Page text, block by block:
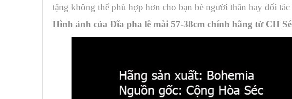
tặng không thể phù hợp hơn cho bạn bè người thân hay đối tác
Hình ảnh của Đĩa pha lê mài 57-38cm chính hãng từ CH